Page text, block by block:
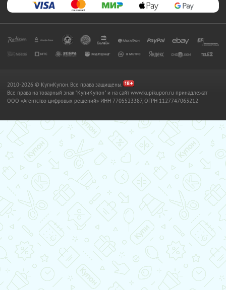
2010-2026 © КупиКупон. Все права защищены.
Все права на товарный знак "КупиКупон" и на сайт www.kupikupon.ru принадлежат
OOO «Агентство цифровых решений» ИНН 7705523387, ОГРН 1127747063212